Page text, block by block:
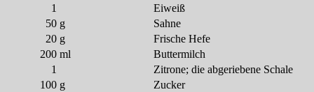
1
Eiweiß
50 g
Sahne
20 g
Frische Hefe
200 ml
Buttermilch
1
Zitrone; die abgeriebene Schale
100 g
Zucker